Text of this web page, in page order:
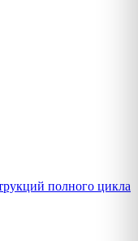
полного цикла